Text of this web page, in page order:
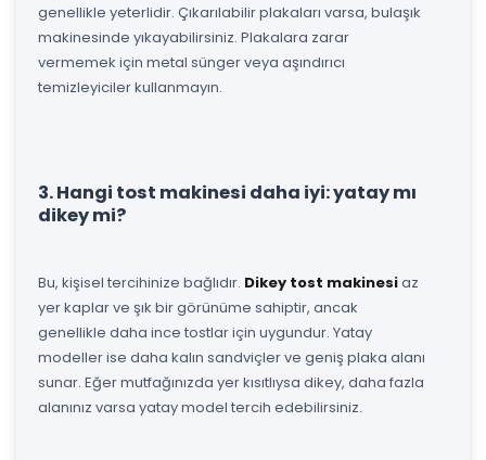
genellikle yeterlidir. Çıkarılabilir plakaları varsa, bulaşık
makinesinde yıkayabilirsiniz. Plakalara zarar
vermemek için metal sünger veya aşındırıcı
temizleyiciler kullanmayın.
3. Hangi tost makinesi daha iyi: yatay mı
dikey mi?
Bu, kişisel tercihinize bağlıdır. Dikey tost makinesiaz
yer kaplar ve şık bir görünüme sahiptir, ancak
genellikle daha ince tostlar için uygundur. Yatay
modeller ise daha kalın sandviçler ve geniş plaka alanı
sunar. Eğer mutfağınızda yer kısıtlıysa dikey, daha fazla
alanınız varsa yatay model tercih edebilirsiniz.